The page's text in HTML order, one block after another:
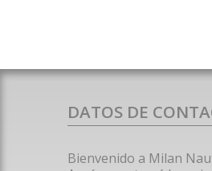
DATOS DE
Bienvenido a Milan